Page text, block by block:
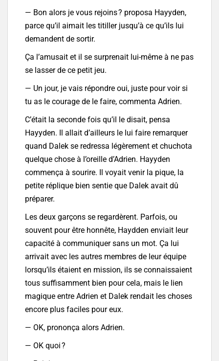
— Bon alors je vous rejoins ? proposa Hayyden,
parce qu’il aimait les titiller jusqu’à ce qu’ils lui
demandent de sortir.
Ça l’amusait et il se surprenait lui-même à ne pas
se lasser de ce petit jeu.
— Un jour, je vais répondre oui, juste pour voir si
tu as le courage de le faire, commenta Adrien.
C’était la seconde fois qu’il le disait, pensa
Hayyden. Il allait d’ailleurs le lui faire remarquer
quand Dalek se redressa légèrement et chuchota
quelque chose à l’oreille d’Adrien. Hayyden
commença à sourire. Il voyait venir la pique, la
petite réplique bien sentie que Dalek avait dû
préparer.
Les deux garçons se regardèrent. Parfois, ou
souvent pour être honnête, Haydden enviait leur
capacité à communiquer sans un mot. Ça lui
arrivait avec les autres membres de leur équipe
lorsqu’ils étaient en mission, ils se connaissaient
tous suffisamment bien pour cela, mais le lien
magique entre Adrien et Dalek rendait les choses
encore plus faciles pour eux.
— OK, prononça alors Adrien.
— OK quoi ?